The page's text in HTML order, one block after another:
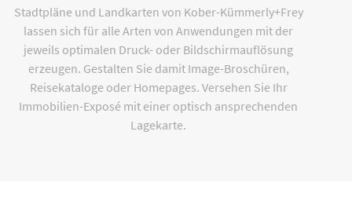
Stadtpläne und Landkarten von Kober-Kümmerly+Frey
lassen sich für alle Arten von Anwendungen mit der
jeweils optimalen Druck- oder Bildschirmauflösung
erzeugen. Gestalten Sie damit Image-Broschüren,
Reisekataloge oder Homepages. Versehen Sie Ihr
Immobilien-Exposé mit einer optisch ansprechenden
Lagekarte.